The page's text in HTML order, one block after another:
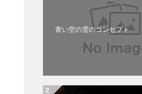
青い空の雲のコンセプト